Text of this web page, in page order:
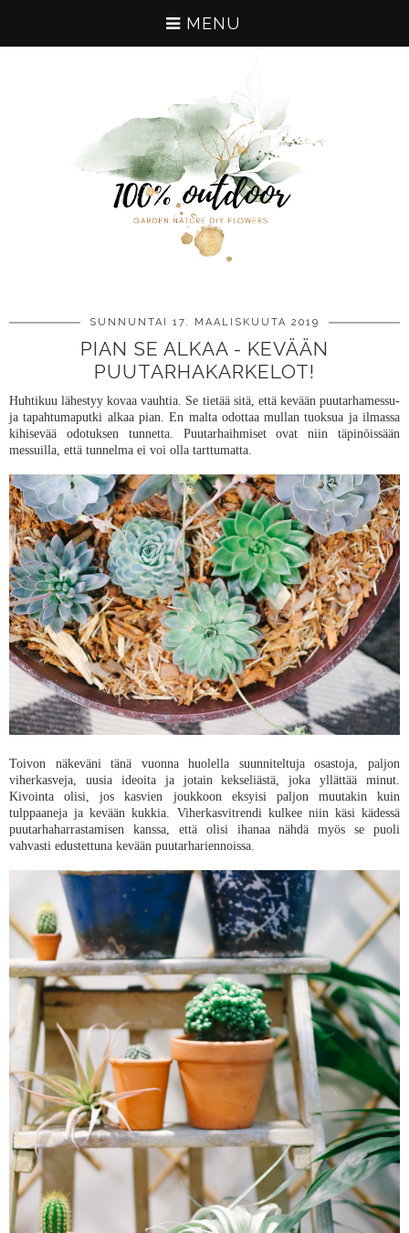
MENU
SUNNUNTAI 17. MAALISKUUTA 2019
PIAN SE ALKAA - KEVÄÄN
PUUTARHAKARKELOT!
Huhtikuu lähestyy kovaa vauhtia. Se tietää sitä, että kevään puutarhamessu-
ja tapahtumaputki alkaa pian. En malta odottaa mullan tuoksua ja ilmassa
kihisevää odotuksen tunnetta. Puutarhaihmiset ovat niin täpinöissään
messuilla, että tunnelma ei voi olla tarttumatta.
Toivon näkeväni tänä vuonna huolella suunniteltuja osastoja, paljon
viherkasveja, uusia ideoita ja jotain kekseliästä, joka yllättää minut.
Kivointa olisi, jos kasvien joukkoon eksyisi paljon muutakin kuin
tulppaaneja ja kevään kukkia. Viherkasvitrendi kulkee niin käsi kädessä
puutarhaharrastamisen kanssa, että olisi ihanaa nähdä myös se puoli
vahvasti edustettuna kevään puutarhariennoissa.